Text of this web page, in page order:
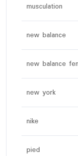
musculation
new balance
new balance
new york
nike
pied